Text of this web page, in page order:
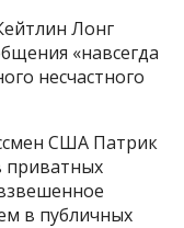
Лонг
«навсегда
несчастного
США Патрик
приватных
в публичных